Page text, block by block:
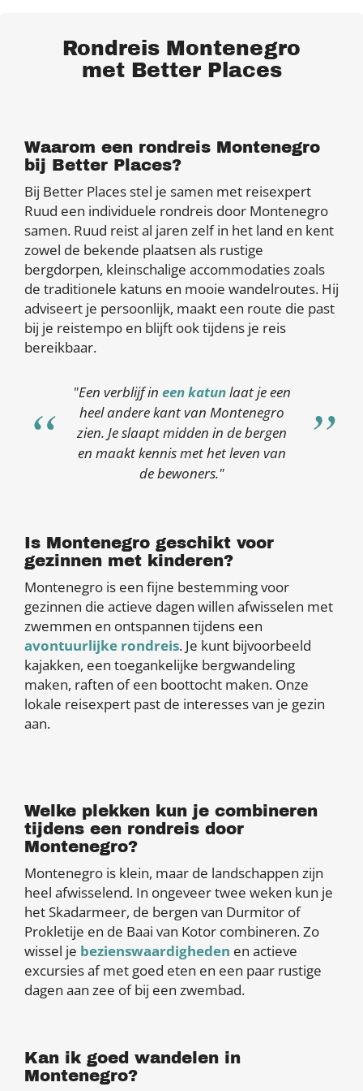
Rondreis Montenegro
met Better Places
Waarom een rondreis Montenegro
bij Better Places?
Bij Better Places stel je samen met reisexpert
Ruud een individuele rondreis door Montenegro
samen. Ruud reist al jaren zelf in het land en kent
zowel de bekende plaatsen als rustige
bergdorpen, kleinschalige accommodaties zoals
de traditionele katuns en mooie wandelroutes. Hij
adviseert je persoonlijk, maakt een route die past
bij je reistempo en blijft ook tijdens je reis
bereikbaar.
"Een verblijf in een katunlaat je een
heel andere kant van Montenegro
zien. Je slaapt midden in de bergen
en maakt kennis met het leven van
de bewoners."
Is Montenegro geschikt voor
gezinnen met kinderen?
Montenegro is een fijne bestemming voor
gezinnen die actieve dagen willen afwisselen met
zwemmen en ontspannen tijdens een
avontuurlijke rondreis. Je kunt bijvoorbeeld
kajakken, een toegankelijke bergwandeling
maken, raften of een boottocht maken. Onze
lokale reisexpert past de interesses van je gezin
aan.
Welke plekken kun je combineren
tijdens een rondreis door
Montenegro?
Montenegro is klein, maar de landschappen zijn
heel afwisselend. In ongeveer twee weken kun je
het Skadarmeer, de bergen van Durmitor of
Prokletije en de Baai van Kotor combineren. Zo
wissel je bezienswaardigheden en actieve
excursies af met goed eten en een paar rustige
dagen aan zee of bij een zwembad.
Kan ik goed wandelen in
Montenegro?